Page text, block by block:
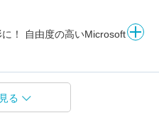
！ 自由度の高いMicrosoft
る